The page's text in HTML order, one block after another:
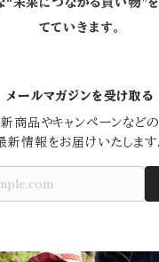
てていきます。
メールマガジンを受け取る
新商品やキャンペーンなどの
新情報をお届けいたします